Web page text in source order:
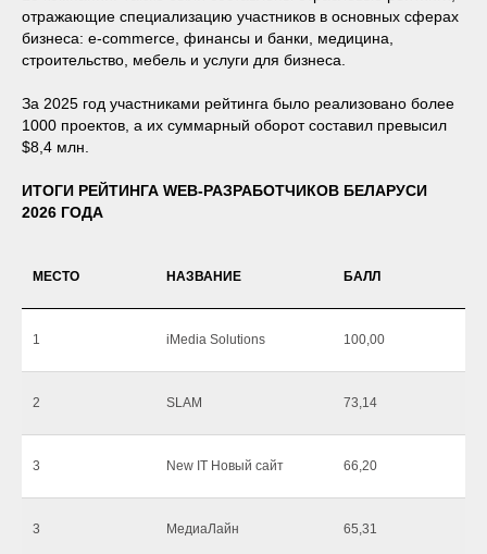
отражающие специализацию участников в основных сферах
бизнеса: e-commerce, финансы и банки, медицина,
строительство, мебель и услуги для бизнеса.
За 2025 год участниками рейтинга было реализовано более
1000 проектов, а их суммарный оборот составил превысил
$8,4 млн.
ИТОГИ РЕЙТИНГА WEB-РАЗРАБОТЧИКОВ БЕЛАРУСИ
2026 ГОДА
МЕСТО НАЗВАНИЕ БАЛЛ
1 iMedia Solutions 100,00
2 SLAM 73,14
3 New IT Новый сайт 66,20
3 МедиаЛайн 65,31